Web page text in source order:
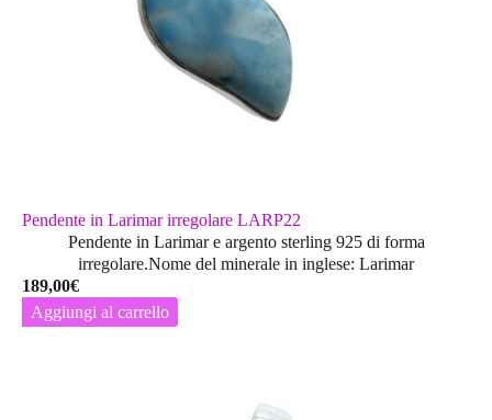
Pendente in Larimar irregolare LARP22
Pendente in Larimar e argento sterling 925 di forma
irregolare.Nome del minerale in inglese: Larimar
189,00€
Aggiungi al carrello